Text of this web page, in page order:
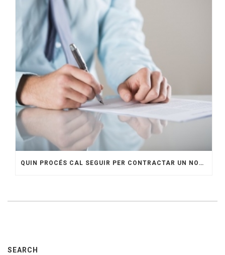
QUIN PROCÉS CAL SEGUIR PER CONTRACTAR UN NOU TREBALLADOR?
SEARCH